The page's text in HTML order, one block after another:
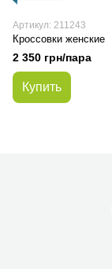
Артикул: 211243
Кроссовки женские
2 350 грн/пара
Купить